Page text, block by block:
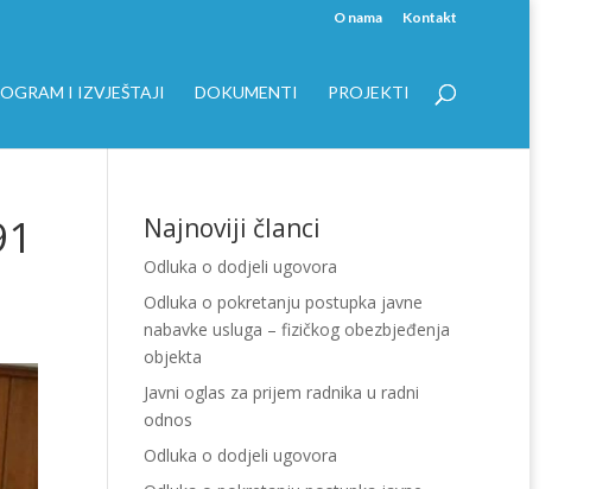
O nama Kontakt
I IZVJEŠTAJI DOKUMENTI PROJEKTI
Najnoviji članci
Odluka o dodjeli ugovora
Odluka o pokretanju postupka javne
nabavke usluga – fizičkog obezbjeđenja
objekta
Javni oglas za prijem radnika u radni
odnos
Odluka o dodjeli ugovora